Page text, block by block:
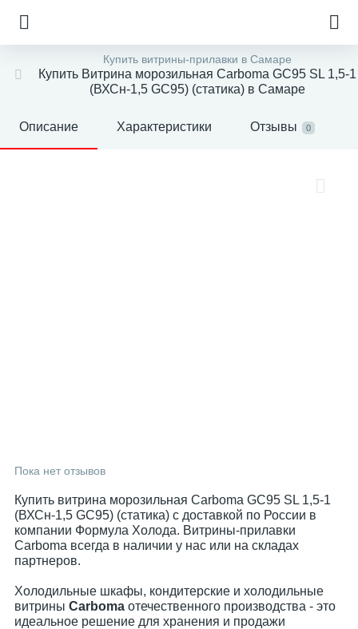
Купить витрины-прилавки в Самаре
Купить Витрина морозильная Carboma GC95 SL 1,5-1
(ВХСн-1,5 GC95) (статика) в Самаре
Описание Характеристики Отзывы 0
Пока нет отзывов
Купить витрина морозильная Carboma GC95 SL 1,5-1
(ВХСн-1,5 GC95) (статика) с доставкой по России в
компании Формула Холода. Витрины-прилавки
Carboma всегда в наличии у нас или на складах
партнеров.
Холодильные шкафы, кондитерские и холодильные
витрины Carboma отечественного производства - это
идеальное решение для хранения и продажи